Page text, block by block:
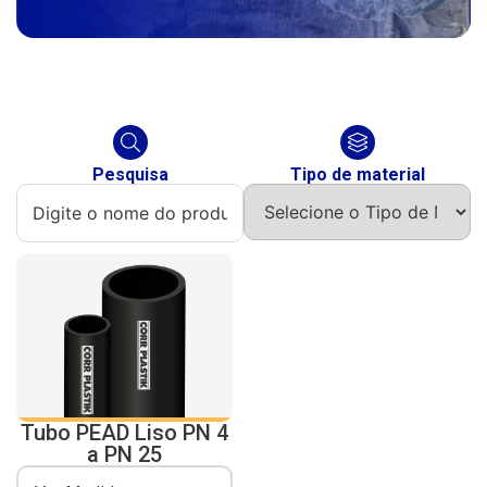
Pesquisa Tipo de material
Tubo PEAD Liso PN 4
a PN 25